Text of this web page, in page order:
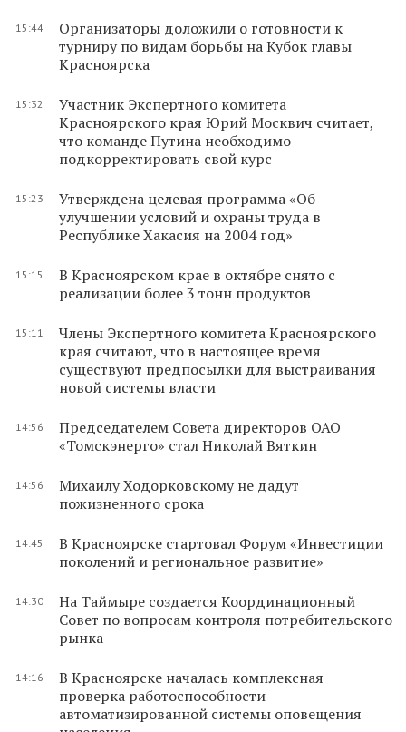
15:44
Организаторы доложили о готовности к
турниру по видам борьбы на Кубок главы
Красноярска
15:32
Участник Экспертного комитета
Красноярского края Юрий Москвич считает,
что команде Путина необходимо
подкорректировать свой курс
15:23
Утверждена целевая программа «Об
улучшении условий и охраны труда в
Республике Хакасия на 2004 год»
15:15
В Красноярском крае в октябре снято с
реализации более 3 тонн продуктов
15:11
Члены Экспертного комитета Красноярского
края считают, что в настоящее время
существуют предпосылки для выстраивания
новой системы власти
14:56
Председателем Совета директоров ОАО
«Томскэнерго» стал Николай Вяткин
14:56
Михаилу Ходорковскому не дадут
пожизненного срока
14:45
В Красноярске стартовал Форум «Инвестиции
поколений и региональное развитие»
14:30
На Таймыре создается Координационный
Совет по вопросам контроля потребительского
рынка
14:16
В Красноярске началась комплексная
проверка работоспособности
автоматизированной системы оповещения